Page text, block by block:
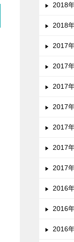
2018
2018
2017
2017
2017
2017
2017
2017
2017
2016
2016
2016